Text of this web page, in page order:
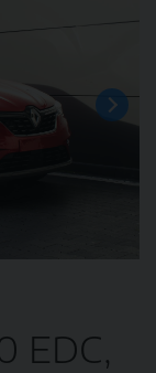
EDC,